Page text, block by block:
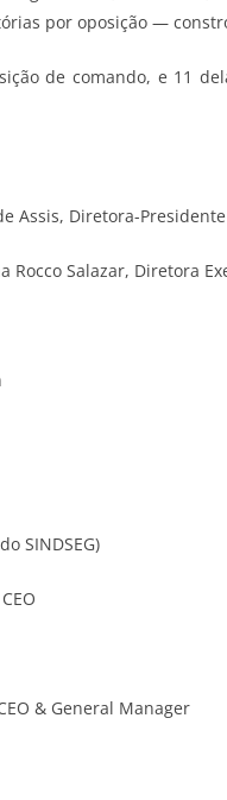
por oposição —
de comando, e 11
Assis, Diretora-Presidente
Rocco Salazar, Diretora
SINDSEG)
& General Manager